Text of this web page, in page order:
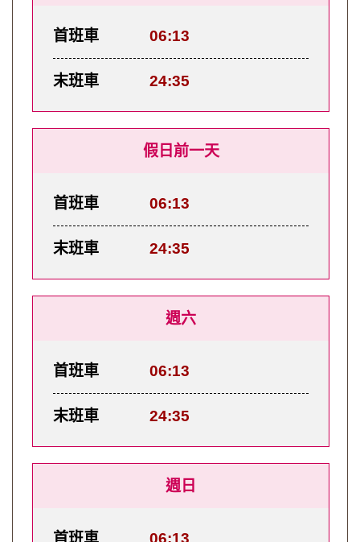
首班車 06:13
末班車 24:35
假日前一天
首班車 06:13
末班車 24:35
週六
首班車 06:13
末班車 24:35
週日
首班車 06:13